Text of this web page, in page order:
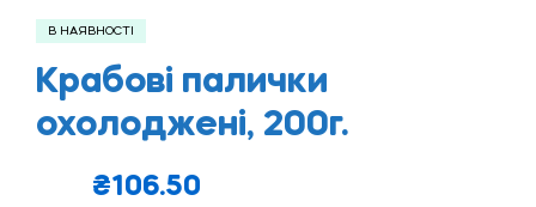
В НАЯВНОСТІ
Крабові палички
охолоджені, 200г.
₴106.50